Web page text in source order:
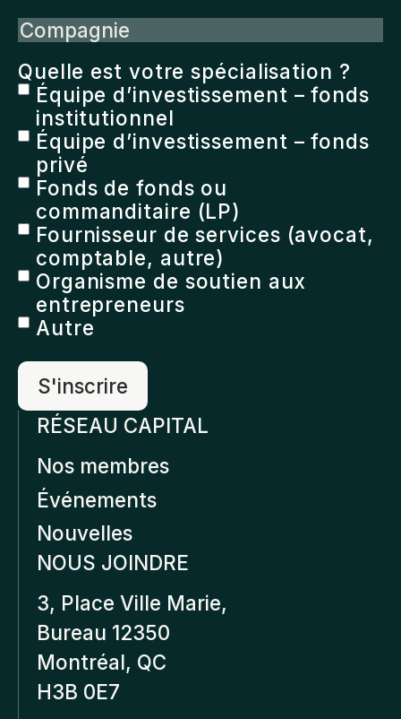
Compagnie
Quelle est votre spécialisation ?
Équipe d’investissement – fonds
institutionnel
Équipe d’investissement – fonds
privé
Fonds de fonds ou
commanditaire (LP)
Fournisseur de services (avocat,
comptable, autre)
Organisme de soutien aux
entrepreneurs
Autre
RÉSEAU CAPITAL
Nos membres
Événements
Nouvelles
NOUS JOINDRE
3, Place Ville Marie,
Bureau 12350
Montréal, QC
H3B 0E7